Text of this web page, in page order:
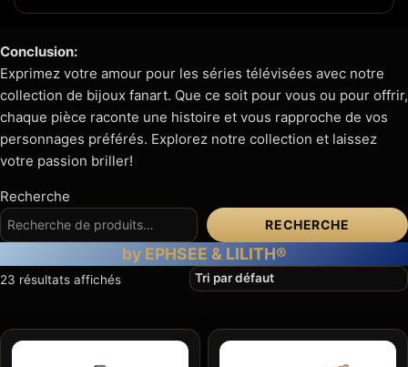
Conclusion:
Exprimez votre amour pour les séries télévisées avec notre
collection de bijoux fanart. Que ce soit pour vous ou pour offrir,
chaque pièce raconte une histoire et vous rapproche de vos
personnages préférés. Explorez notre collection et laissez
votre passion briller!
Recherche
RECHERCHE
by EPHSEE & LILITH®
23 résultats affichés